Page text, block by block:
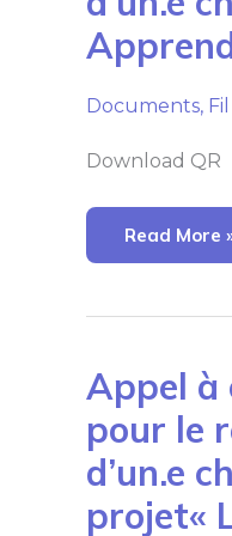
Documents,
Download QR
Le
D’un.e
Chargé.e
Projet«
:
»
Read More
Appel à
pour le
d’un.e
projet«
À
Candidature
Pour
Le
D’un.e
Chargé.e
De